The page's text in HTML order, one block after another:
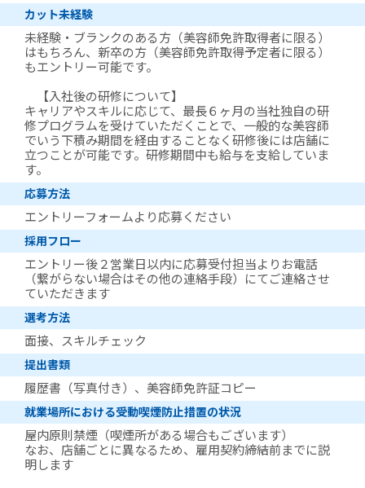
カット未経験
未経験・ブランクのある方（美容師免許取得者に限る）
はもちろん、新卒の方（美容師免許取得予定者に限る）
もエントリー可能です。
【入社後の研修について】
キャリアやスキルに応じて、最長６ヶ月の当社独自の研
修プログラムを受けていただくことで、一般的な美容師
でいう下積み期間を経由することなく研修後には店舗に
立つことが可能です。研修期間中も給与を支給していま
す。
応募方法
エントリーフォームより応募ください
採用フロー
エントリー後２営業日以内に応募受付担当よりお電話
（繋がらない場合はその他の連絡手段）にてご連絡させ
ていただきます
選考方法
面接、スキルチェック
提出書類
履歴書（写真付き）、美容師免許証コピー
就業場所における受動喫煙防止措置の状況
屋内原則禁煙（喫煙所がある場合もございます）
なお、店舗ごとに異なるため、雇用契約締結前までに説
明します